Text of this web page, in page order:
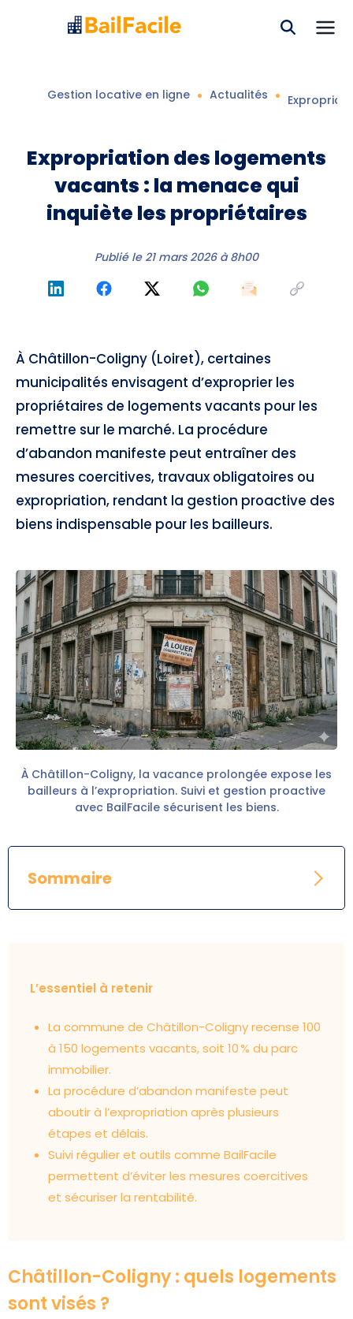
Gestion locative en ligne Actualités
Expropriation des logements
vacants : la menace qui
inquiète les propriétaires
Publié le 21 mars 2026 à 8h00
À Châtillon-Coligny (Loiret), certaines
municipalités envisagent d’exproprier les
propriétaires de logements vacants pour les
remettre sur le marché. La procédure
d’abandon manifeste peut entraîner des
mesures coercitives, travaux obligatoires ou
expropriation, rendant la gestion proactive des
biens indispensable pour les bailleurs.
À Châtillon-Coligny, la vacance prolongée expose les
bailleurs à l’expropriation. Suivi et gestion proactive
avec BailFacile sécurisent les biens.
Sommaire
L’essentiel à retenir
La commune de Châtillon-Coligny recense 100
à 150 logements vacants, soit 10 % du parc
immobilier.
La procédure d’abandon manifeste peut
aboutir à l’expropriation après plusieurs
étapes et délais.
Suivi régulier et outils comme BailFacile
permettent d’éviter les mesures coercitives
et sécuriser la rentabilité.
Châtillon-Coligny : quels logements
sont visés ?